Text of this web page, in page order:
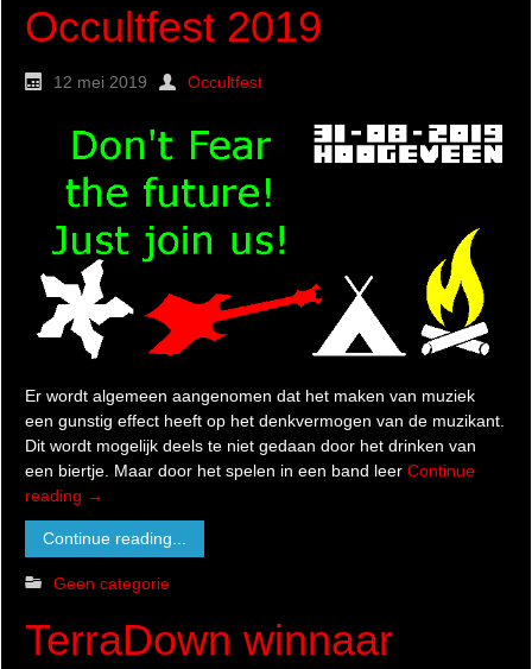
Occultfest 2019
12 mei 2019 Occultfest
Er wordt algemeen aangenomen dat het maken van muziek
een gunstig effect heeft op het denkvermogen van de muzikant.
Dit wordt mogelijk deels te niet gedaan door het drinken van
een biertje. Maar door het spelen in een band leer Continue
reading →
Continue reading...
Geen categorie
TerraDown winnaar